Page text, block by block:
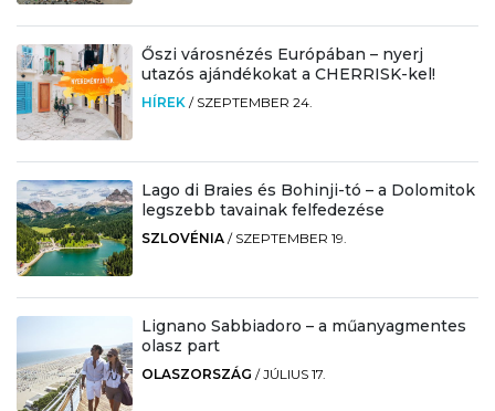
Őszi városnézés Európában – nyerj
utazós ajándékokat a CHERRISK-kel!
HÍREK / SZEPTEMBER 24.
Lago di Braies és Bohinji-tó – a Dolomitok
legszebb tavainak felfedezése
SZLOVÉNIA / SZEPTEMBER 19.
Lignano Sabbiadoro – a műanyagmentes
olasz part
OLASZORSZÁG /JÚLIUS 17.